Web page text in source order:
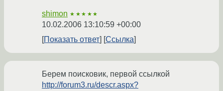
shimon ★★★★★
10.02.2006 13:10:59 +00:00
Показать ответ
Ссылка
Берем поисковик, первой ссылкой
http://forum3.ru/descr.aspx?